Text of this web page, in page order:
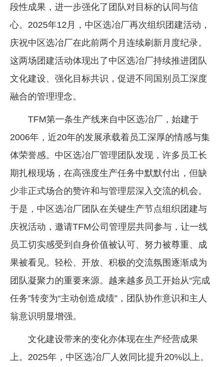
段性成果，进一步强化了团队对目标的认同与信
心。2025年12月，中区选冶厂再次组织团建活动，
庆祝中区选冶厂在此前两个月连续刷新月度纪录。
这两场团建活动体现出了中区选冶厂持续推进团队
文化建设、强化目标共识，促进不同国别员工深度
融合的管理理念。
TFM第一条生产线来自中区选冶厂，始建于
2006年，近20年的发展承载着员工深厚的情感与集
体荣誉感。中区选冶厂管理团队发现，许多员工长
期扎根现场，在高强度生产任务中默默付出，但缺
少非正式场合的赞许和与管理层深入交流的机会。
于是，中区选冶厂团队在关键生产节点组织团建与
庆祝活动，邀请TFM公司管理层共同参与，让一线
员工切实感受到自身价值被认可、努力被尊重、成
果被看见。轻松、开放、积极的交流氛围逐渐成为
团队凝聚力的重要来源。越来越多员工开始从“完成
任务”转变为“主动创造成绩”，团队协作意识和主人
翁意识明显增强。
文化建设带来的变化亦体现在生产经营成果
上。2025年，中区选冶厂人效同比提升20%以上。